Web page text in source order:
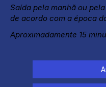
Saída pela manhã ou
de acordo com a época
Aproximadamente 15